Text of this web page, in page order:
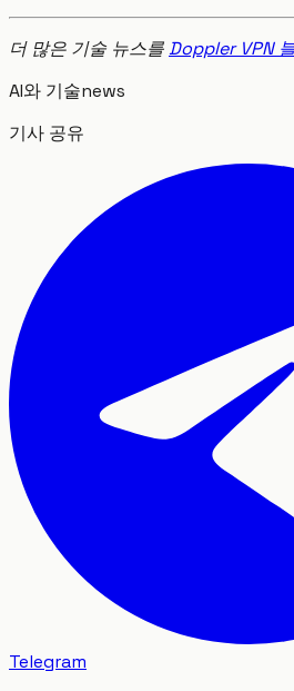
더 많은 기술 뉴스를Doppler VPN
AI와 기술news
기사 공유
Telegram